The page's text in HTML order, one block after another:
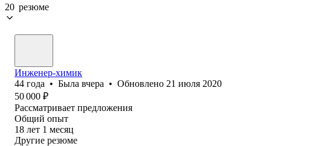
20 резюме
Инженер-химик
44 года • Была вчера • Обновлено 21 июля 2020
50 000 ₽
Рассматривает предложения
Общий опыт
18 лет 1 месяц
Другие резюме